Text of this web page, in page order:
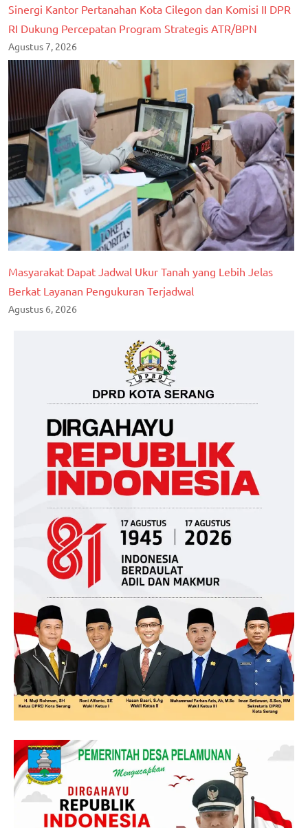
Sinergi Kantor Pertanahan Kota Cilegon dan Komisi II DPR
RI Dukung Percepatan Program Strategis ATR/BPN
Agustus 7, 2026
Masyarakat Dapat Jadwal Ukur Tanah yang Lebih Jelas
Berkat Layanan Pengukuran Terjadwal
Agustus 6, 2026